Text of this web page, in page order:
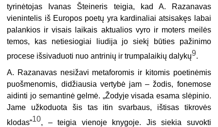
tyrinėtojas Ivanas Šteineris teigia, kad A. Razanavas
vienintelis iš Europos poetų yra kardinaliai atsisakęs labai
palankios ir visais laikais aktualios vyro ir moters meilės
temos, kas netiesiogiai liudija jo siekį būties pažinimo
procese išsivaduoti nuo antrinių ir trumpalaikių dalykų9.
A. Razanavas nesižavi metaforomis ir kitomis poetinėmis
puošmenomis, didžiausia vertybė jam – žodis, fonemose
aidinti jo semantinė gelmė. „Žodyje visada esama slėpinio.
Jame užkoduota šis tas itin svarbaus, ištisas tikrovės
klodas“10, – teigia vienoje knygoje. Jis siekia suvokti